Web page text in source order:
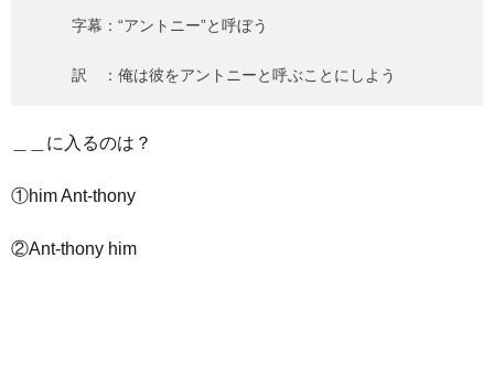
字幕：“アントニー”と呼ぼう
訳 ：俺は彼をアントニーと呼ぶことにしよう
＿＿に入るのは？
①him Ant-thony
②Ant-thony him